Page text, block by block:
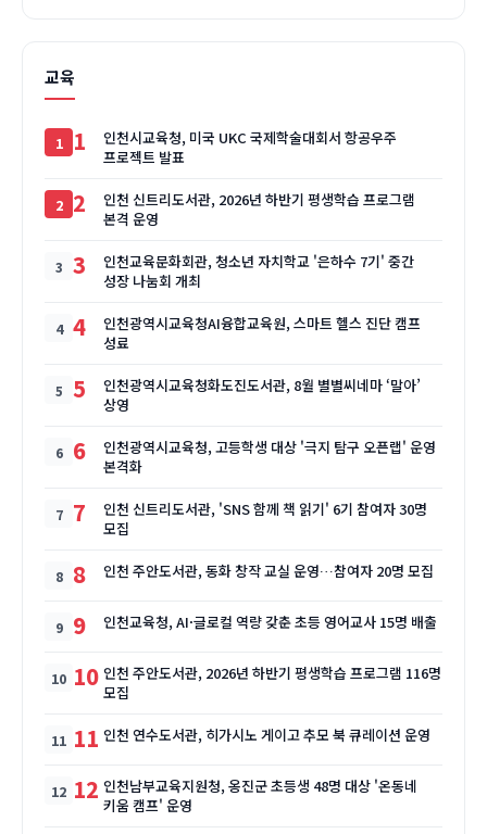
교육
1
인천시교육청, 미국 UKC 국제학술대회서 항공우주
프로젝트 발표
2
인천 신트리도서관, 2026년 하반기 평생학습 프로그램
본격 운영
3
인천교육문화회관, 청소년 자치학교 '은하수 7기' 중간
성장 나눔회 개최
4
인천광역시교육청AI융합교육원, 스마트 헬스 진단 캠프
성료
5
인천광역시교육청화도진도서관, 8월 별별씨네마 ‘말아’
상영
6
인천광역시교육청, 고등학생 대상 '극지 탐구 오픈랩' 운영
본격화
7
인천 신트리도서관, 'SNS 함께 책 읽기' 6기 참여자 30명
모집
8 인천 주안도서관, 동화 창작 교실 운영…참여자 20명 모집
9 인천교육청, AI·글로컬 역량 갖춘 초등 영어교사 15명 배출
10 인천 주안도서관, 2026년 하반기 평생학습 프로그램 116명
모집
11 인천 연수도서관, 히가시노 게이고 추모 북 큐레이션 운영
12 인천남부교육지원청, 옹진군 초등생 48명 대상 '온동네
키움 캠프' 운영